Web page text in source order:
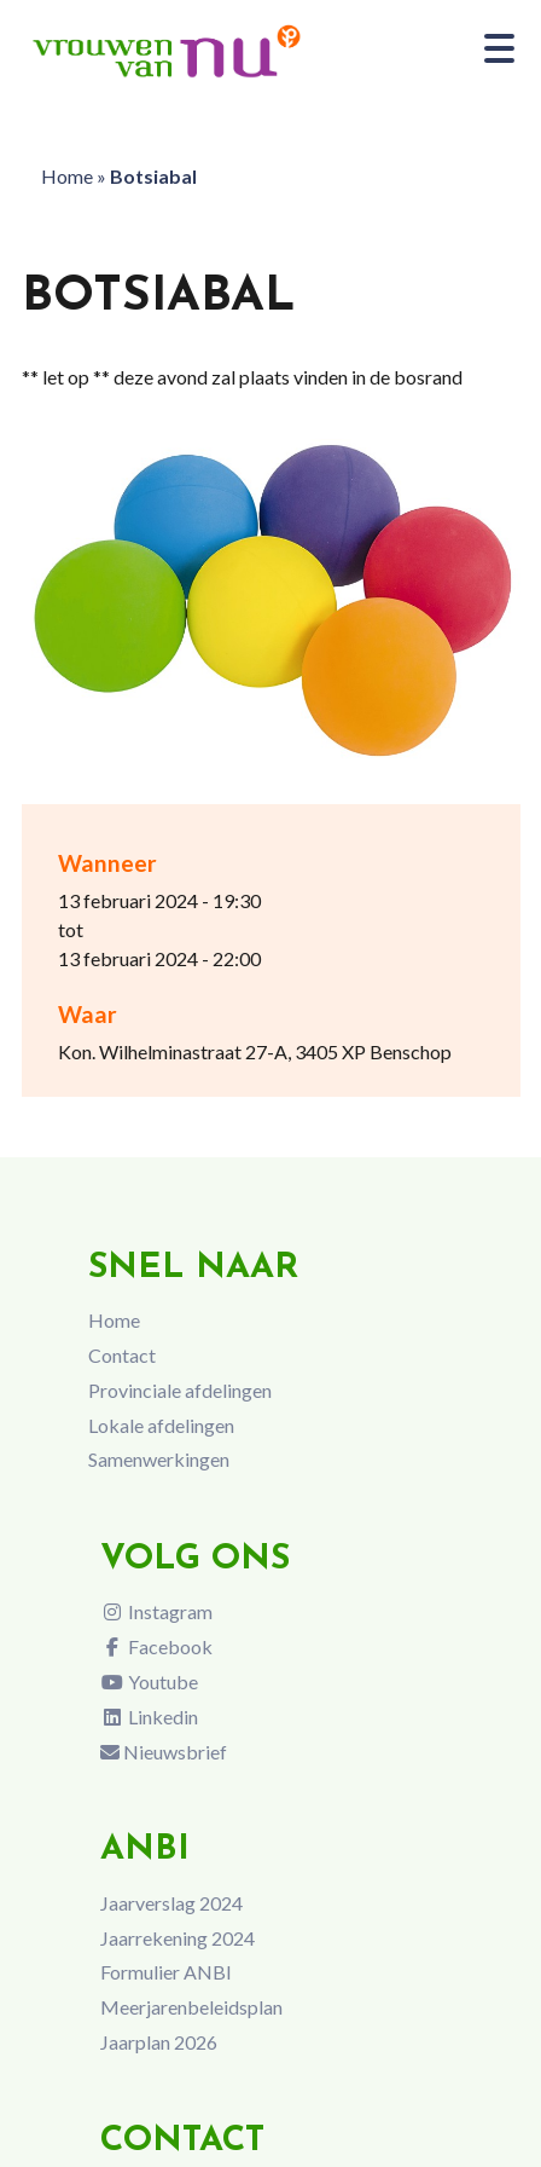
Home» Botsiabal
Wanneer
13 februari 2024 - 19:30
tot
13 februari 2024 - 22:00
Waar
Kon. Wilhelminastraat 27-A, 3405 XP Benschop
BOTSIABAL
** let op ** deze avond zal plaats vinden in de bosrand
SNEL NAAR
Home
Contact
Provinciale afdelingen
Lokale afdelingen
Samenwerkingen
VOLG ONS
Instagram
Facebook
Youtube
Linkedin
Nieuwsbrief
ANBI
Jaarverslag 2024
Jaarrekening 2024
Formulier ANBI
Meerjarenbeleidsplan
Jaarplan 2026
CONTACT